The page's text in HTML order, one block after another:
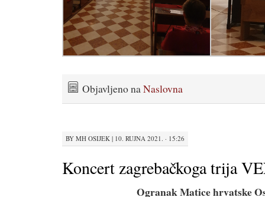
Objavljeno na Naslovna
BY MH OSIJEK | 10. RUJNA 2021. · 15:26
Koncert zagrebačkoga trija
Ogranak Matice hrvatske